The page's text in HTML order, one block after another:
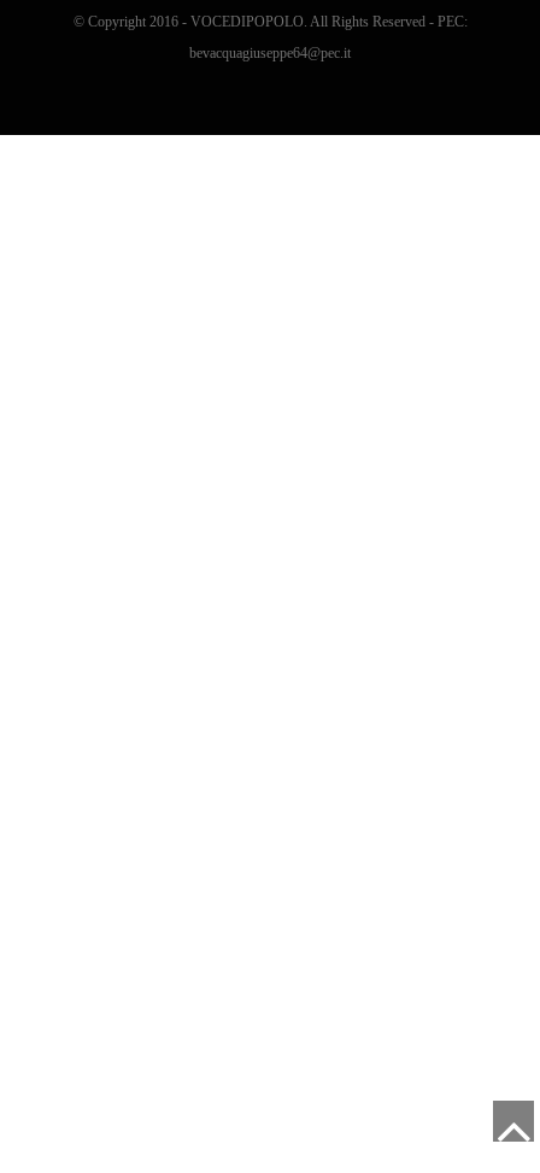
© Copyright 2016 - VOCEDIPOPOLO. All Rights Reserved - PEC:
bevacquagiuseppe64@pec.it